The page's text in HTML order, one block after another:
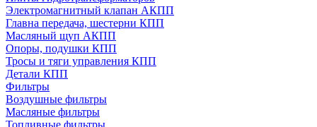
Электромагнитный клапан АКПП
Главна передача, шестерни КПП
Масляный щуп АКПП
Опоры, подушки КПП
Тросы и тяги управления КПП
Детали КПП
Фильтры
Воздушные фильтры
Масляные фильтры
Топливные фильтры